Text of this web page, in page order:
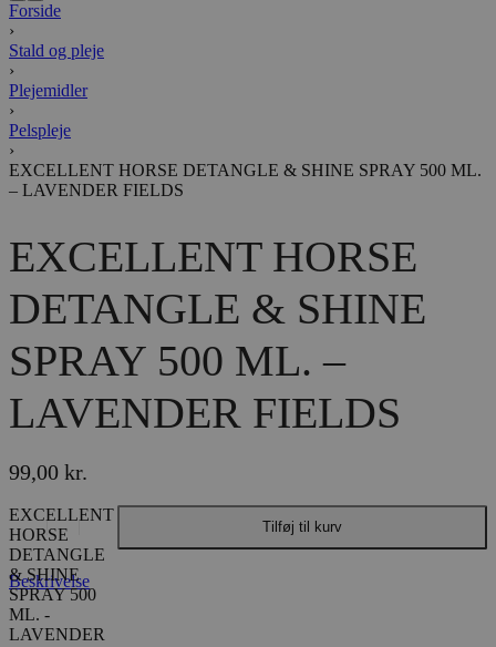
Forside
›
Stald og pleje
›
Plejemidler
›
Pelspleje
›
EXCELLENT HORSE DETANGLE & SHINE SPRAY 500 ML.
– LAVENDER FIELDS
EXCELLENT HORSE
DETANGLE & SHINE
SPRAY 500 ML. –
LAVENDER FIELDS
99,00 kr.
EXCELLENT
HORSE
DETANGLE
& SHINE
SPRAY 500
ML. -
LAVENDER
Tilføj til kurv
Beskrivelse